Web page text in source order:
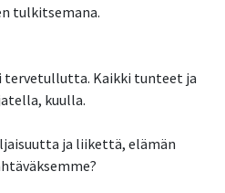
tulkitsemana.
tervetullutta. Kaikki tunteet ja
kuulla.
ja liikettä, elämän